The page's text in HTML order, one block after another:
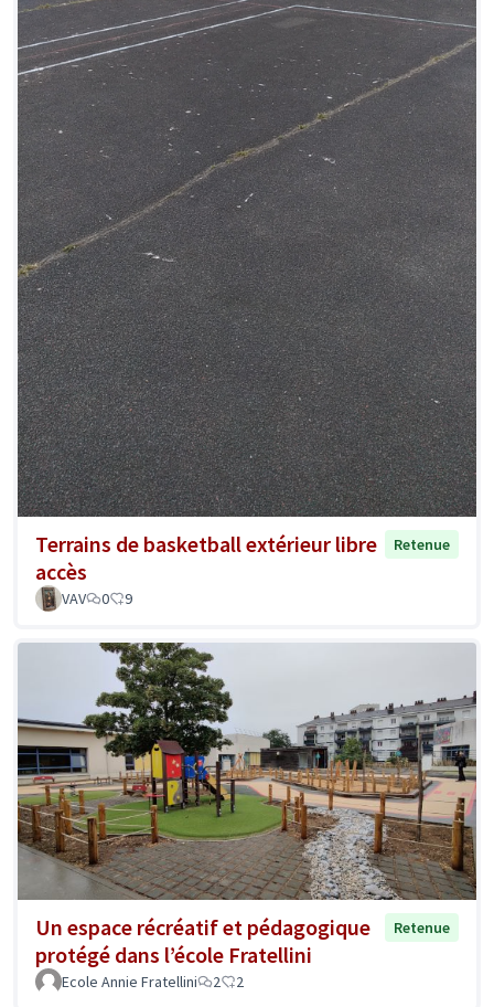
Terrains de basketball extérieur libre
accès
Retenue
VAV 0 9
Un espace récréatif et pédagogique
protégé dans l’école Fratellini
Retenue
Ecole Annie Fratellini 2 2